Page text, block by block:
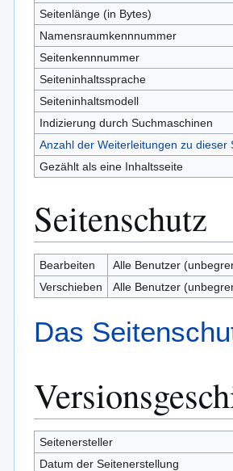
Seitenlänge (in Bytes)
Namensraumkennnummer
Seitenkennnummer
Seiteninhaltssprache
Seiteninhaltsmodell
Indizierung durch Suchmaschinen
Anzahl der Weiterleitungen zu dieser
Gezählt als eine Inhaltsseite
Seitenschutz
Bearbeiten
Alle Benutzer
Verschieben
Alle Benutzer
Das
Seitenersteller
Datum der Seitenerstellung